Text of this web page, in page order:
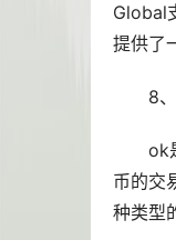
Global
提供了
8
ok
币的交
种类型